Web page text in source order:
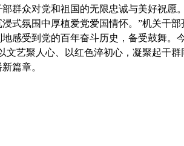
群众对党和祖国的无限忠诚与美好祝
式氛围中厚植爱党爱国情怀。”机关干
感受到党的百年奋斗历史，备受鼓舞
文艺聚人心、以红色淬初心，凝聚起干
篇章。